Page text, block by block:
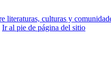
Ir al pie de página del sitio